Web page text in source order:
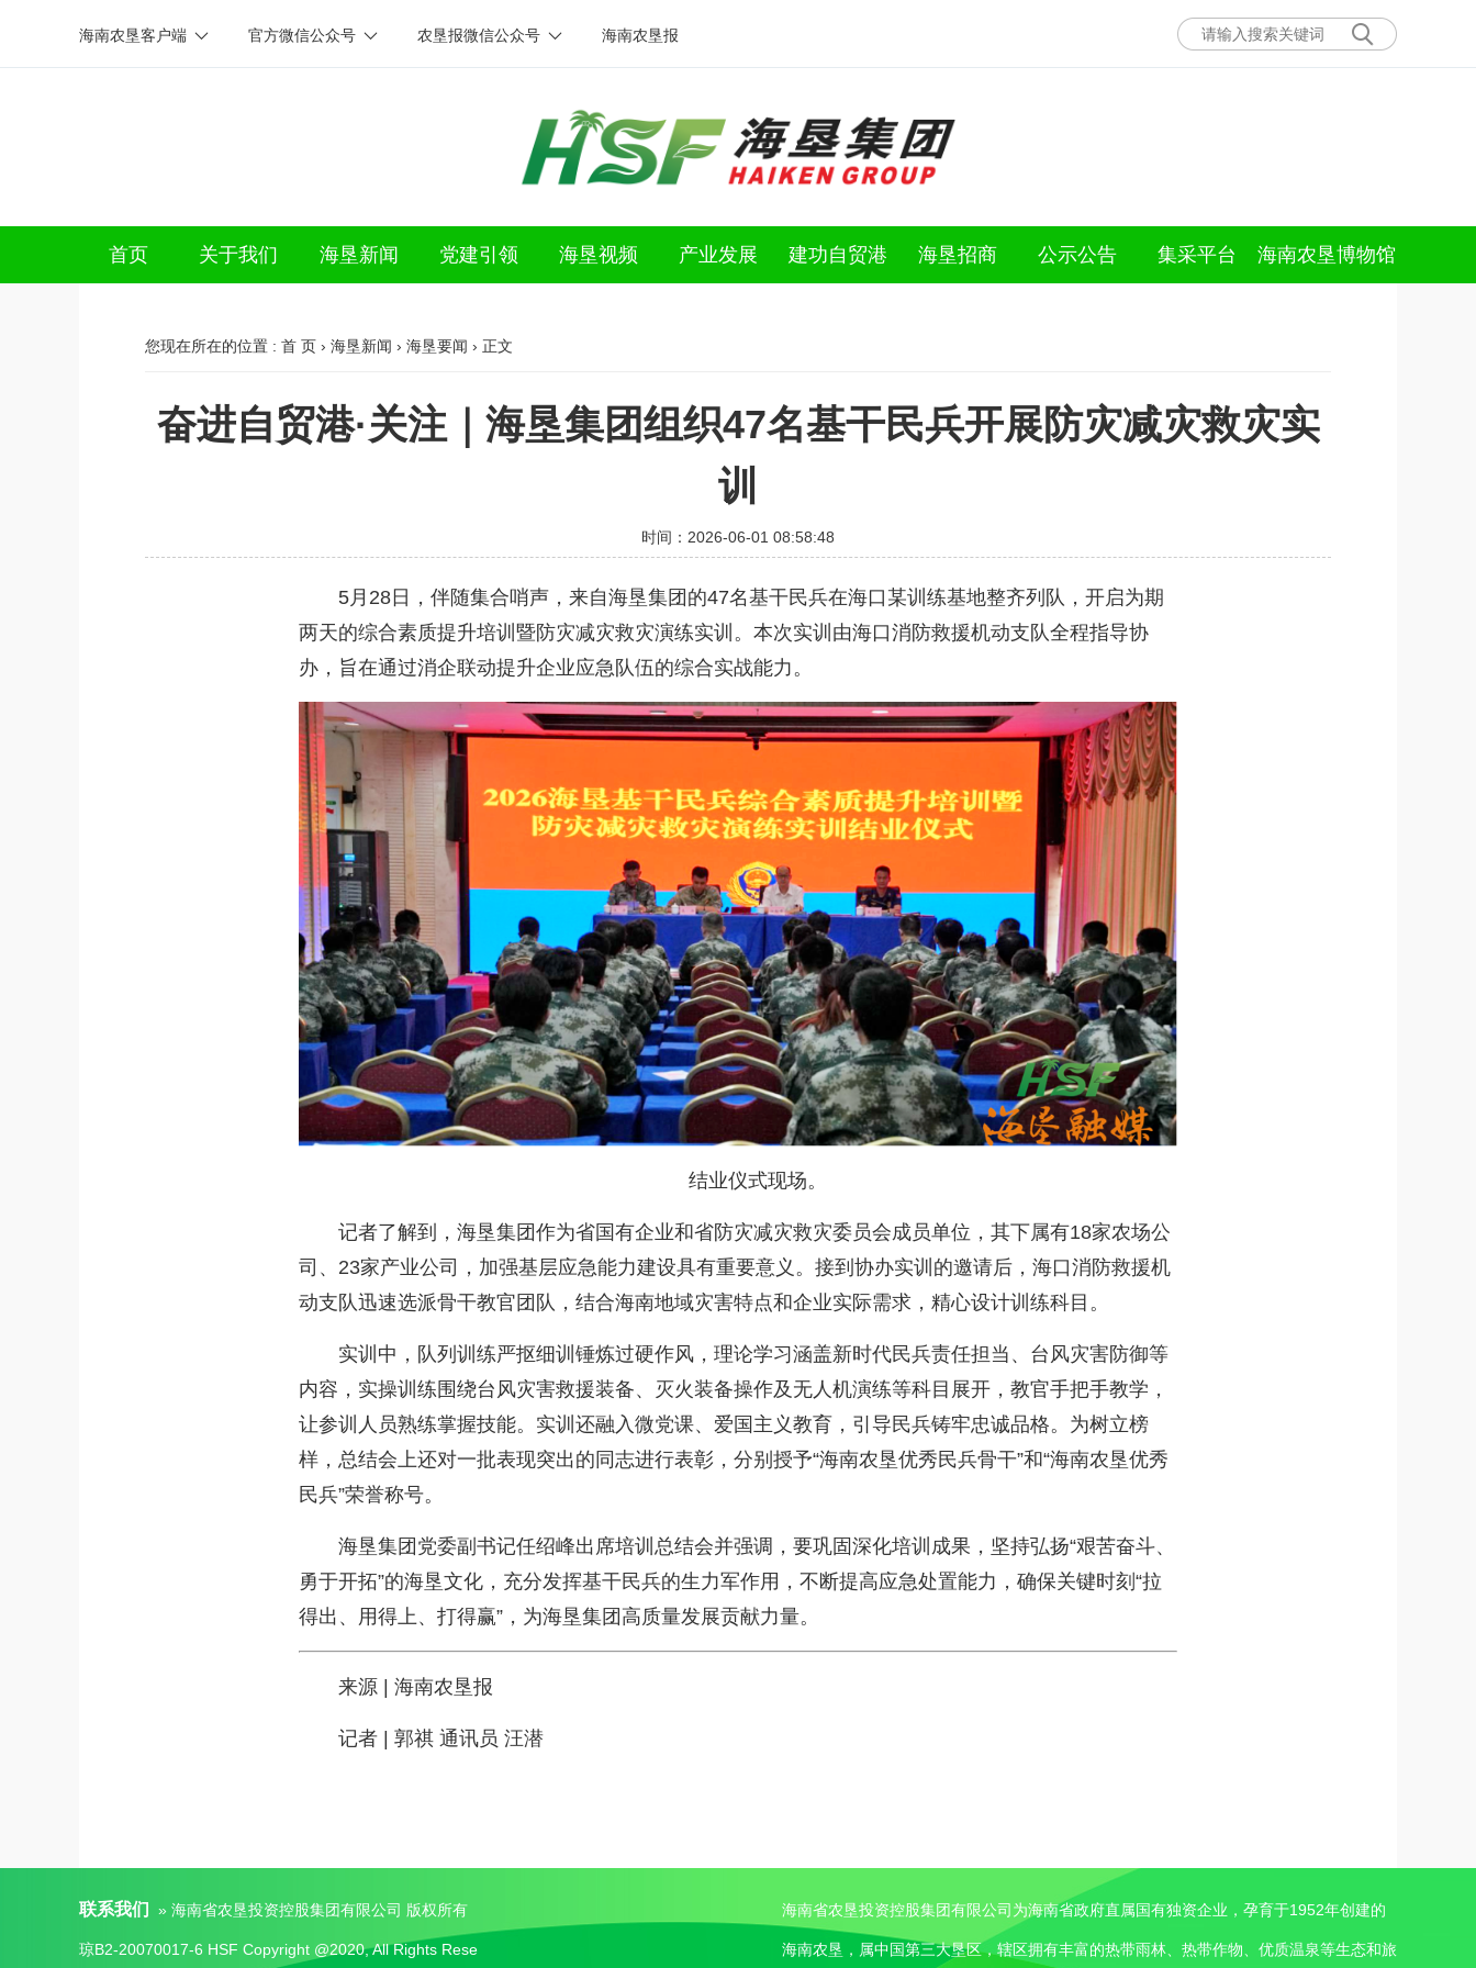
海南农垦客户端 官方微信公众号 农垦报微信公众号 海南农垦报
首页 关于我们 海垦新闻 党建引领 海垦视频 产业发展 建功自贸港 海垦招商 公示公告 集采平台 海南农垦博物馆
您现在所在的位置 : 首 页 › 海垦新闻 › 海垦要闻 › 正文
奋进自贸港·关注｜海垦集团组织47名基干民兵开展防灾减灾救灾实
训
时间：2026-06-01 08:58:48
5月28日，伴随集合哨声，来自海垦集团的47名基干民兵在海口某训练基地整齐列队，开启为期
两天的综合素质提升培训暨防灾减灾救灾演练实训。本次实训由海口消防救援机动支队全程指导协
办，旨在通过消企联动提升企业应急队伍的综合实战能力。
结业仪式现场。
记者了解到，海垦集团作为省国有企业和省防灾减灾救灾委员会成员单位，其下属有18家农场公
司、23家产业公司，加强基层应急能力建设具有重要意义。接到协办实训的邀请后，海口消防救援机
动支队迅速选派骨干教官团队，结合海南地域灾害特点和企业实际需求，精心设计训练科目。
实训中，队列训练严抠细训锤炼过硬作风，理论学习涵盖新时代民兵责任担当、台风灾害防御等
内容，实操训练围绕台风灾害救援装备、灭火装备操作及无人机演练等科目展开，教官手把手教学，
让参训人员熟练掌握技能。实训还融入微党课、爱国主义教育，引导民兵铸牢忠诚品格。为树立榜
样，总结会上还对一批表现突出的同志进行表彰，分别授予“海南农垦优秀民兵骨干”和“海南农垦优秀
民兵”荣誉称号。
海垦集团党委副书记任绍峰出席培训总结会并强调，要巩固深化培训成果，坚持弘扬“艰苦奋斗、
勇于开拓”的海垦文化，充分发挥基干民兵的生力军作用，不断提高应急处置能力，确保关键时刻“拉
得出、用得上、打得赢”，为海垦集团高质量发展贡献力量。
来源 | 海南农垦报
记者 | 郭祺 通讯员 汪潜
联系我们 » 海南省农垦投资控股集团有限公司 版权所有
琼B2-20070017-6 HSF Copyright @2020, All Rights Rese
海南省农垦投资控股集团有限公司为海南省政府直属国有独资企业，孕育于1952年创建的
海南农垦，属中国第三大垦区，辖区拥有丰富的热带雨林、热带作物、优质温泉等生态和旅